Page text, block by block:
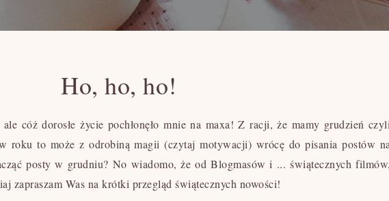
Ho, ho, ho!
cóż dorosłe życie pochłonęło mnie na maxa! Z racji, że mamy grudzień
roku to może z odrobiną magii (czytaj motywacji) wrócę do pisania postów
posty w grudniu? No wiadomo, że od Blogmasów i ... świątecznych
zapraszam Was na krótki przegląd świątecznych nowości!